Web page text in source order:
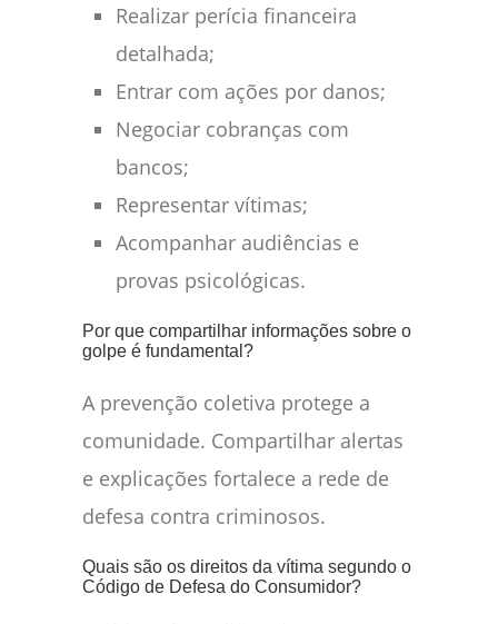
Realizar perícia financeira
detalhada;
Entrar com ações por danos;
Negociar cobranças com
bancos;
Representar vítimas;
Acompanhar audiências e
provas psicológicas.
Por que compartilhar informações sobre o
golpe é fundamental?
A prevenção coletiva protege a
comunidade. Compartilhar alertas
e explicações fortalece a rede de
defesa contra criminosos.
Quais são os direitos da vítima segundo o
Código de Defesa do Consumidor?